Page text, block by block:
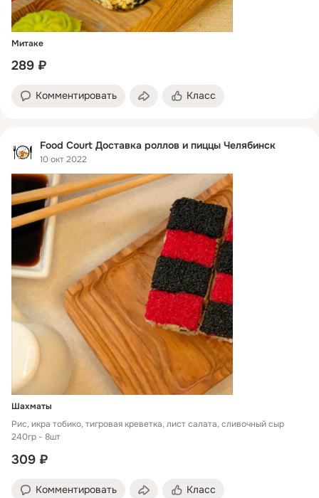
Митаке
289 ₽
Комментировать Класс
Food Court Доставка роллов и пиццы Челябинск
10 окт 2022
Шахматы
Рис, икра тобико, тигровая креветка, лист салата, сливочный сыр
240гр - 8шт
309 ₽
Комментировать Класс